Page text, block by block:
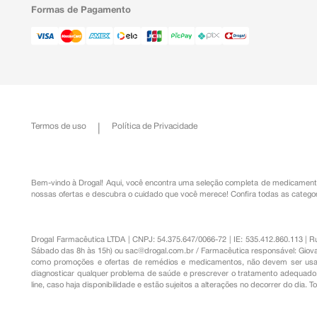
Formas de Pagamento
Termos de uso Política de Privacidade
Bem-vindo à Drogal! Aqui, você encontra uma seleção completa de
nossas ofertas e descubra o cuidado que você merece! Confira todas as
Drogal Farmacêutica LTDA | CNPJ: 54.375.647/0066-72 | IE: 535.412.860.113
Sábado das 8h às 15h) ousac@drogal.com.br / Farmacêutica responsável:
como promoções e ofertas de remédios e medicamentos, não devem ser
diagnosticar qualquer problema de saúde e prescrever o tratamento
line, caso haja disponibilidade e estão sujeitos a alterações no decorrer do dia.